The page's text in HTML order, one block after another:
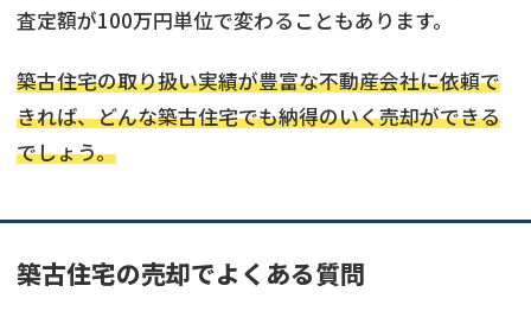
査定額が100万円単位で変わることもあります。
築古住宅の取り扱い実績が豊富な不動産会社に依頼で
きれば、どんな築古住宅でも納得のいく売却ができる
でしょう。
築古住宅の売却でよくある質問